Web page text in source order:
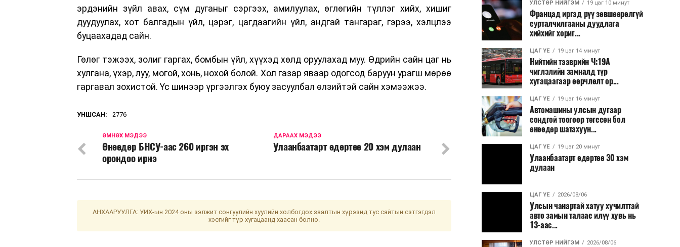
эрдэнийн зүйл авах, сүм дуганыг сэргээх, амилуулах, өглөгийн түллэг хийх, хишиг
дуудуулах, хот балгадын үйл, цэрэг, цагдаагийн үйл, андгай тангараг, гэрээ, хэлцлээ
буцаахадад сайн.
Гөлөг тэжээх, золиг гаргах, бомбын үйл, хүүхэд хөлд оруулахад муу. Өдрийн сайн цаг нь
хулгана, үхэр, луу, могой, хонь, нохой болой. Хол газар яваар одогсод баруун урагш мөрөө
гаргавал зохистой. Үс шинээр үргээлгэх буюу засуулбал өлзийтэй сайн хэмээжээ.
УНШСАН: 2776
ДАРААХ МЭДЭЭ
Улаанбаатарт өдөртөө 20 хэм дулаан
ӨМНӨХ МЭДЭЭ
Өнөөдөр БНСУ-аас 260 иргэн эх
орондоо ирнэ
АНХААРУУЛГА: УИХ-ын 2024 оны ээлжит сонгуулийн хуулийн холбогдох заалтын хүрээнд тус сайтын сэтгэгдэл
хэсгийг түр хугацаанд хаасан болно.
УЛСТӨР НИЙГЭМ 19 цаг 10 минут
Францад иргэд рүү зөвшөөрөлгүй
сурталчилгааны дуудлага
хийхийг хориг...
ЦАГ ҮЕ 19 цаг 14 минут
Нийтийн тээврийн Ч:19А
чиглэлийн замналд түр
хугацаагаар өөрчлөлт ор...
ЦАГ ҮЕ 19 цаг 16 минут
Автомашины улсын дугаар
сондгой тоогоор төгссөн бол
өнөөдөр шатахуун...
ЦАГ ҮЕ 19 цаг 20 минут
Улаанбаатарт өдөртөө 30 хэм
дулаан
ЦАГ ҮЕ 2026/08/06
Улсын чанартай хатуу хучилттай
авто замын талаас илүү хувь нь
13-аас...
УЛСТӨР НИЙГЭМ 2026/08/06